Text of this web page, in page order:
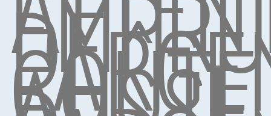
Assistance dépannage
Financement
Assurance auto
Leasing